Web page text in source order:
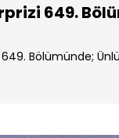
649.
Bölümünde;